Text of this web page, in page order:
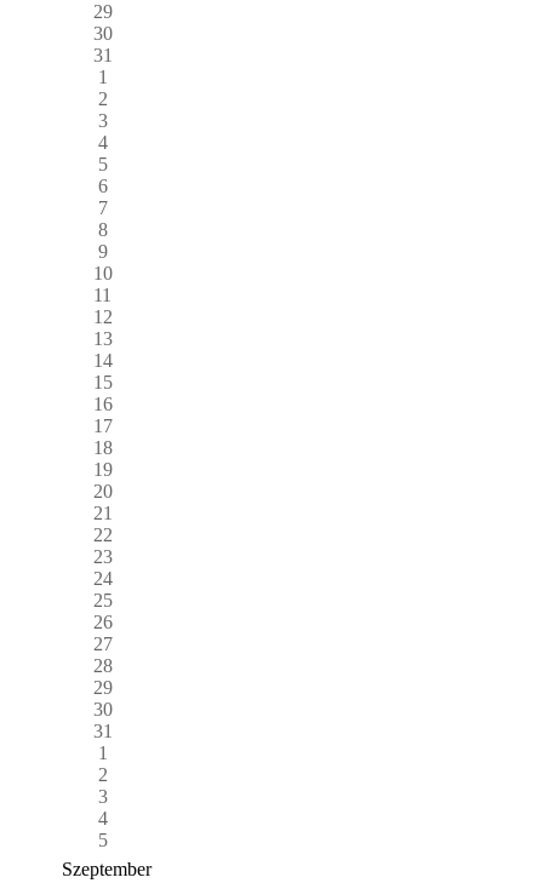
29
30
31
1
2
3
4
5
6
7
8
9
10
11
12
13
14
15
16
17
18
19
20
21
22
23
24
25
26
27
28
29
30
31
1
2
3
4
5
Szeptember